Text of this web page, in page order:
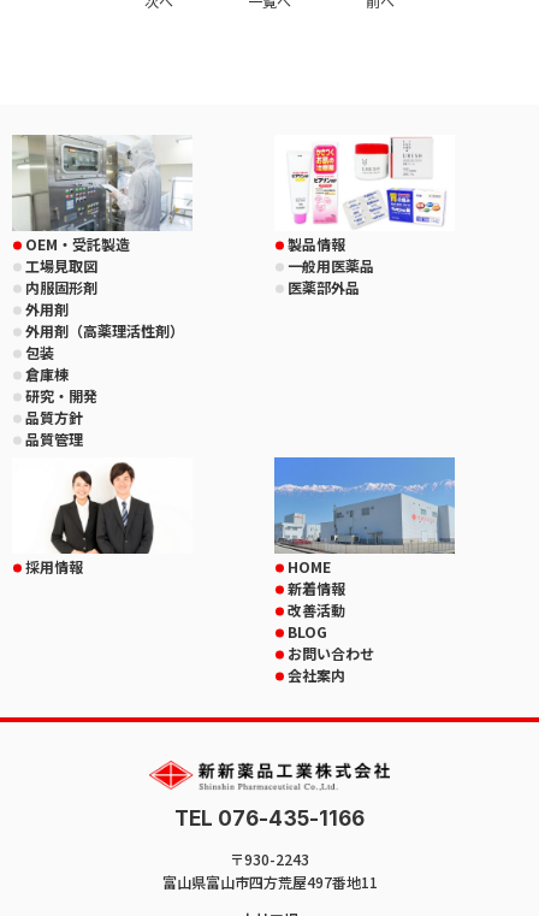
OEM・受託製造
工場見取図
内服固形剤
外用剤
外用剤（高薬理活性剤）
包装
倉庫棟
研究・開発
品質方針
品質管理
製品情報
一般用医薬品
医薬部外品
採用情報
HOME
新着情報
改善活動
BLOG
お問い合わせ
会社案内
TEL 076-435-1166
〒930-2243
富山県富山市四方荒屋497番地11